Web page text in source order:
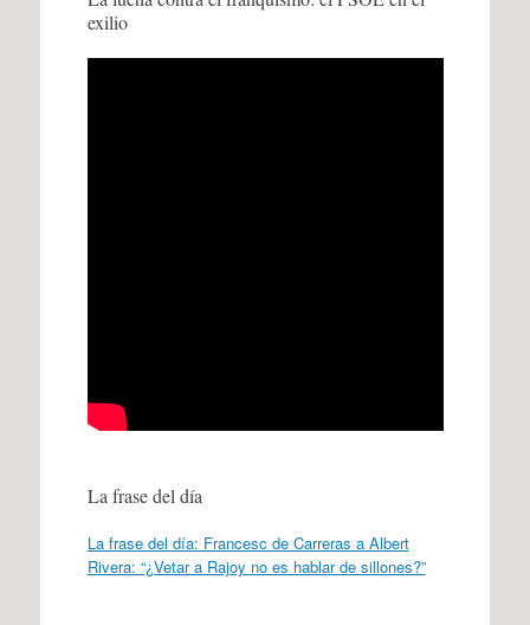
exilio
La frase del día
La frase del día: Francesc de Carreras a Albert
Rivera: “¿Vetar a Rajoy no es hablar de sillones?”